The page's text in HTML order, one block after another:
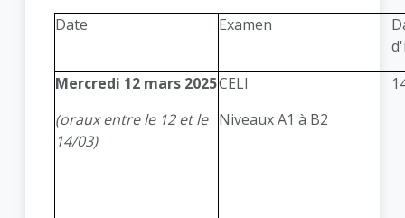
Date
Examen
Mercredi 12 mars 2025
(oraux entre le 12 et le
14/03)
CELI
Niveaux A1 à B2